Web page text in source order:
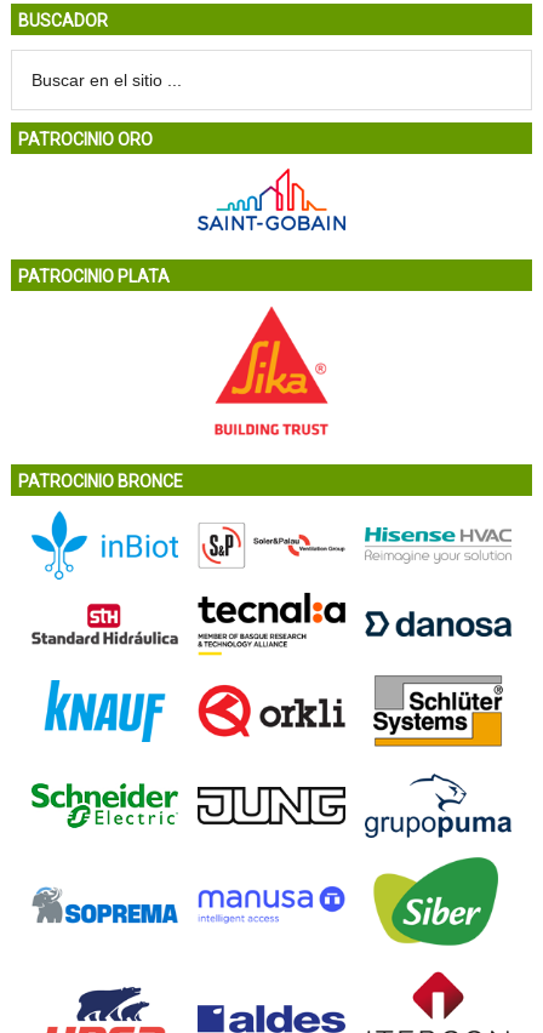
BUSCADOR
PATROCINIO ORO
PATROCINIO PLATA
PATROCINIO BRONCE